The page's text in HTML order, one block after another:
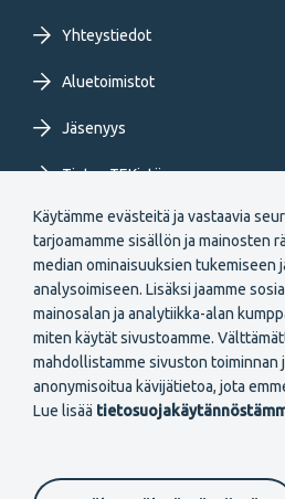
Käytämme evästeitä ja vastaavia
tarjoamamme sisällön ja mainosten
median ominaisuuksien tukemiseen
analysoimiseen. Lisäksi jaamme
mainosalan ja analytiikka-alan
miten käytät sivustoamme.
mahdollistamme sivuston toiminnan
anonymisoitua kävijätietoa, jota
Lue lisää
Yhteystiedot
Aluetoimistot
Jäsenyys
Tietoa TEKistä
Extranet
Liity